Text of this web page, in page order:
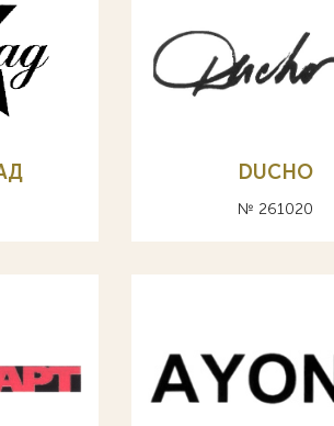
DUCHO
№ 261020